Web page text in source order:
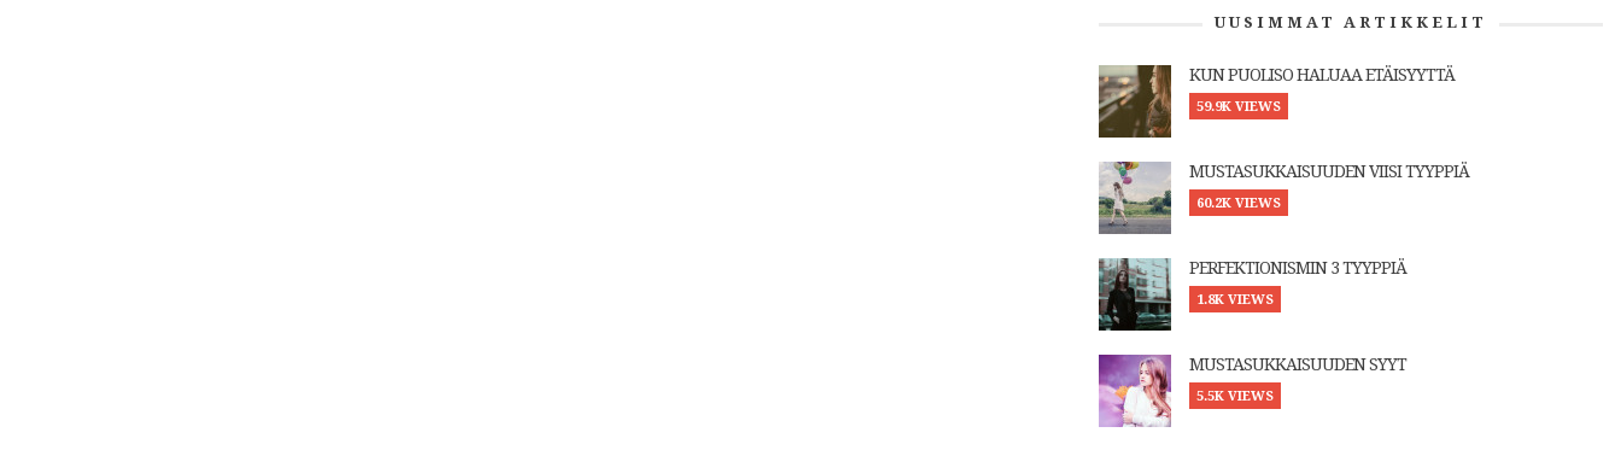
UUSIMMAT ARTIKKELIT
KUN PUOLISO HALUAA ETÄISYYTTÄ
59.9K VIEWS
MUSTASUKKAISUUDEN VIISI TYYPPIÄ
60.2K VIEWS
PERFEKTIONISMIN 3 TYYPPIÄ
1.8K VIEWS
MUSTASUKKAISUUDEN SYYT
5.5K VIEWS